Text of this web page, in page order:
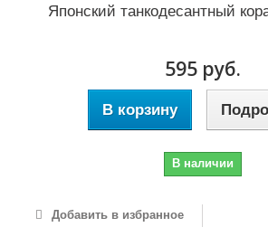
Японский танкодесантный
595 руб.
В корзину
В наличии
Добавить в избранное